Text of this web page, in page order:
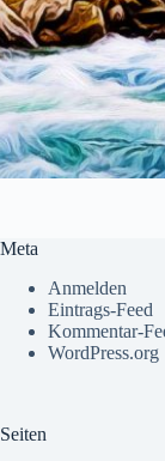
Meta
Anmelden
Eintrags-Feed
Kommentar-
WordPress.org
Seiten